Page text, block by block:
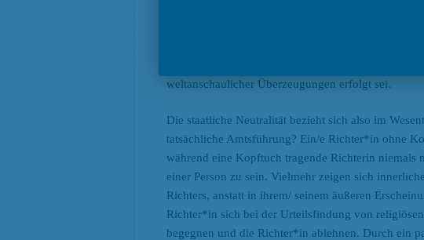
Neutralität der Gerichte werde beeinträchtigt,
weltanschaulicher Überzeugungen erfolgt sei.
Die staatliche Neutralität bezieht sich also im
tatsächliche Amtsführung? Ein/e Richter*in ohne
während eine Kopftuch tragende Richterin
einer Person zu sein. Vielmehr zeigen sich
Richters, anstatt in ihrem/ seinem äußeren
Richter*in sich bei der Urteilsfindung von
begegnen und die Richter*in ablehnen. Durch ein